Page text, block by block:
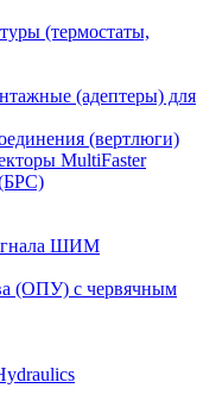
(термостаты,
(адептеры) для
(вертлюги)
MultiFaster
ШИМ
(ОПУ) с червячным